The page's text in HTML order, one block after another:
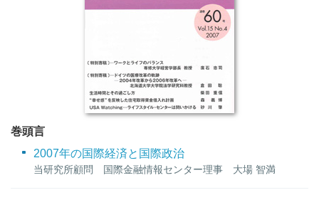
巻頭言
2007年の国際経済と国際政治
当研究所顧問 国際金融情報センター理事 大場 智満